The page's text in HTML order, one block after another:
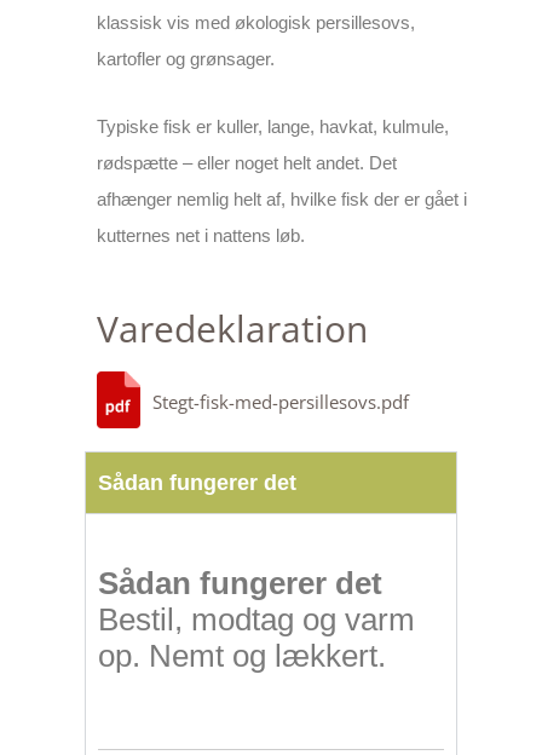
klassisk vis med økologisk persillesovs,
kartofler og grønsager.
Typiske fisk er kuller, lange, havkat, kulmule,
rødspætte – eller noget helt andet. Det
afhænger nemlig helt af, hvilke fisk der er gået i
kutternes net i nattens løb.
Varedeklaration
Stegt-fisk-med-persillesovs.pdf
Sådan fungerer det
Sådan fungerer det
Bestil, modtag og varm
op. Nemt og lækkert.